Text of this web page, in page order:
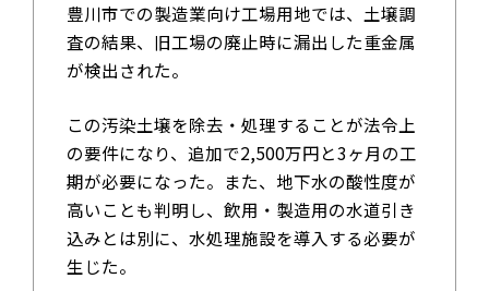
豊川市での製造業向け工場用地では、土壌調
査の結果、旧工場の廃止時に漏出した重金属
が検出された。
この汚染土壌を除去・処理することが法令上
の要件になり、追加で2,500万円と3ヶ月の工
期が必要になった。また、地下水の酸性度が
高いことも判明し、飲用・製造用の水道引き
込みとは別に、水処理施設を導入する必要が
生じた。